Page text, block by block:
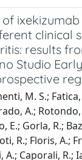
clinical
results
Studio
M. S.;
A.;
E.; Gorla, R.;
R.; Floris, A.;
A.; Caporali, R.;